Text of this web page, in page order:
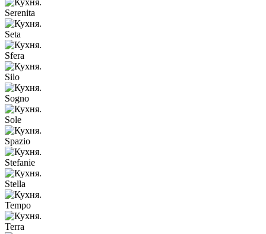
Serenita
Seta
Sfera
Silo
Sogno
Sole
Spazio
Stefanie
Stella
Tempo
Terra